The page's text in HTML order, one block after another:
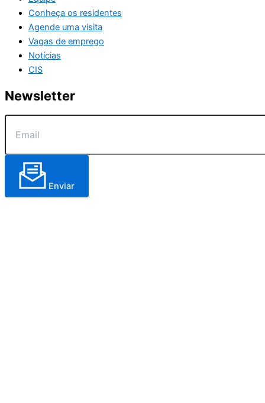
Conheça os residentes
Agende uma visita
Vagas de emprego
Notícias
CIS
Newsletter
Enviar